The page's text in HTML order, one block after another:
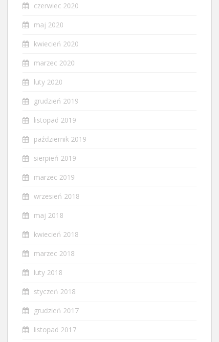
czerwiec 2020
maj 2020
kwiecień 2020
marzec 2020
luty 2020
grudzień 2019
listopad 2019
październik 2019
sierpień 2019
marzec 2019
wrzesień 2018
maj 2018
kwiecień 2018
marzec 2018
luty 2018
styczeń 2018
grudzień 2017
listopad 2017